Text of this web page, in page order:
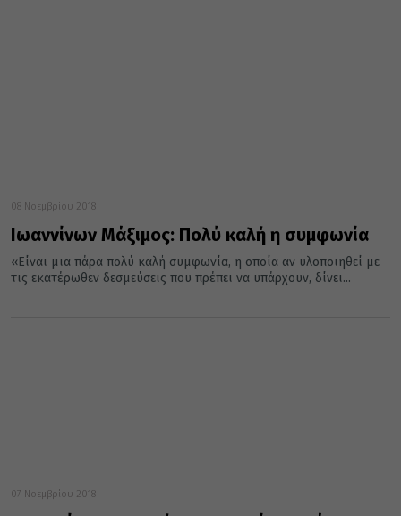
08 Νοεμβρίου 2018
Ιωαννίνων Μάξιμος: Πολύ καλή η συμφωνία
«Είναι μια πάρα πολύ καλή συμφωνία, η οποία αν υλοποιηθεί με
τις εκατέρωθεν δεσμεύσεις που πρέπει να υπάρχουν, δίνει...
07 Νοεμβρίου 2018